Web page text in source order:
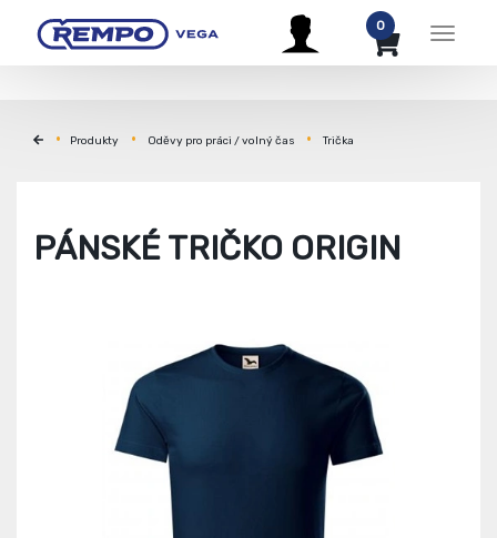
Menu
0
Produkty Oděvy pro práci / volný čas Trička
PÁNSKÉ TRIČKO ORIGIN